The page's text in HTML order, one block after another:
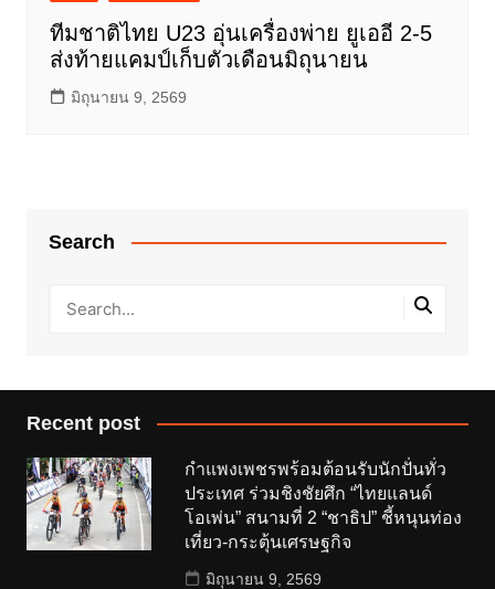
ทีมชาติไทย U23 อุ่นเครื่องพ่าย ยูเออี 2-5
ส่งท้ายแคมป์เก็บตัวเดือนมิถุนายน
มิถุนายน 9, 2569
Search
Recent post
กำแพงเพชรพร้อมต้อนรับนักปั่นทั่ว
ประเทศ ร่วมชิงชัยศึก “ไทยแลนด์
โอเพ่น” สนามที่ 2 “ชาธิป” ชี้หนุนท่อง
เที่ยว-กระตุ้นเศรษฐกิจ
มิถุนายน 9, 2569